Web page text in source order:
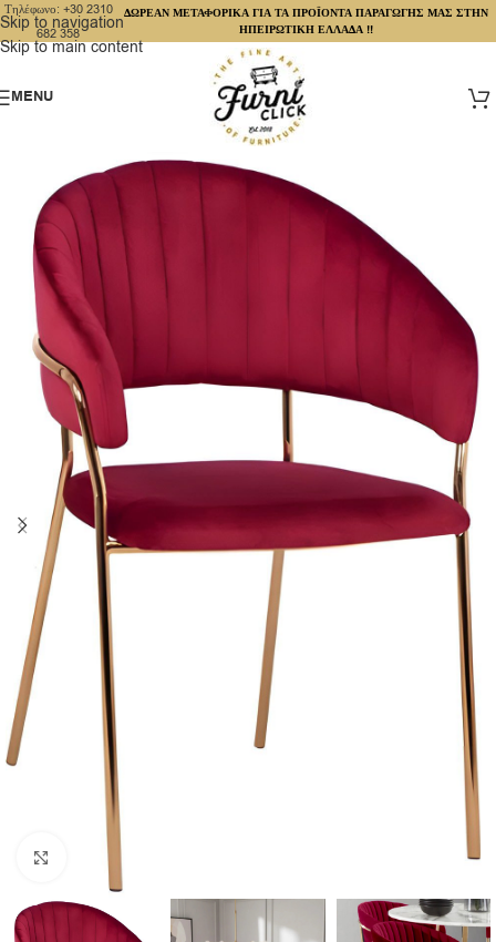
Skip to navigation
Skip to main content
Τηλέφωνο: +30 2310
682 358
ΔΩΡΕΑΝ ΜΕΤΑΦΟΡΙΚΑ ΓΙΑ ΤΑ ΠΡΟΪΟΝΤΑ ΠΑΡΑΓΩΓΗΣ ΜΑΣ ΣΤΗΝ
ΗΠΕΙΡΩΤΙΚΗ ΕΛΛΑΔΑ !!
MENU
Click to enlarge